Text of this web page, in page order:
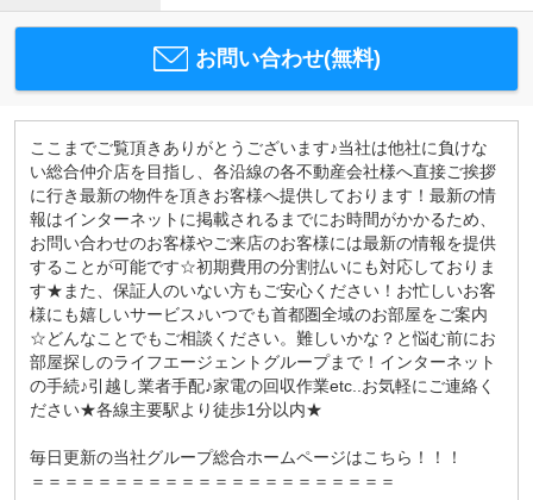
お問い合わせ(無料)
ここまでご覧頂きありがとうございます♪当社は他社に負けな
い総合仲介店を目指し、各沿線の各不動産会社様へ直接ご挨拶
に行き最新の物件を頂きお客様へ提供しております！最新の情
報はインターネットに掲載されるまでにお時間がかかるため、
お問い合わせのお客様やご来店のお客様には最新の情報を提供
することが可能です☆初期費用の分割払いにも対応しておりま
す★また、保証人のいない方もご安心ください！お忙しいお客
様にも嬉しいサービス♪いつでも首都圏全域のお部屋をご案内
☆どんなことでもご相談ください。難しいかな？と悩む前にお
部屋探しのライフエージェントグループまで！インターネット
の手続♪引越し業者手配♪家電の回収作業etc..お気軽にご連絡く
ださい★各線主要駅より徒歩1分以内★
毎日更新の当社グループ総合ホームページはこちら！！！
＝＝＝＝＝＝＝＝＝＝＝＝＝＝＝＝＝＝＝＝＝＝